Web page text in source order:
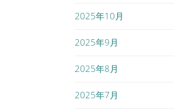
2025年10月
2025年9月
2025年8月
2025年7月